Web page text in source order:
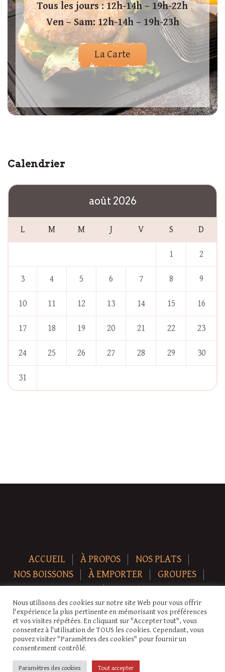
Tous les jours : 12h-14h – 19h-22h
Ven – Sam: 12h-14h – 19h-23h
La Carte
Calendrier
août 2026
L M M J V S D
1 2
3 4 5 6 7 8 9
10 11 12 13 14 15 16
17 18 19 20 21 22 23
24 25 26 27 28 29 30
31
ACCUEIL À PROPOS
NOS PLATS
NOS BOISSONS
À EMPORTER
GROUPES
NEWS
CONTACT
Copyright © 2026 Auberge-ecurie. Tous droits réservés.
Nous utilisons des cookies sur notre site Web pour vous offrir
l'expérience la plus pertinente en mémorisant vos préférences
et vos visites répétées. En cliquant sur "Accepter tout", vous
consentez à l'utilisation de TOUS les cookies. Cependant, vous
pouvez visiter "Paramètres des cookies" pour fournir un
consentement contrôlé.
Paramètres des cookies Tout accepter